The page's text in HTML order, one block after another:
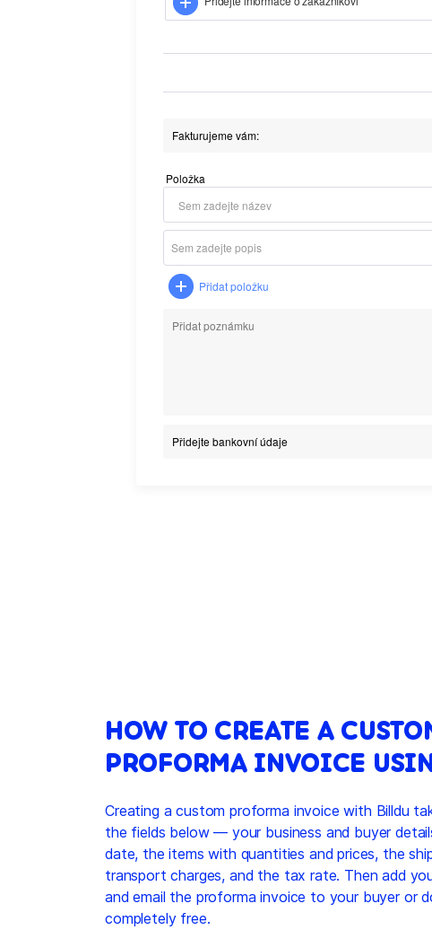
Položka
Přidat položku
Přidejte bankovní údaje
HOW TO CREATE A
PROFORMA INVOICE
Creating a custom proforma invoice with Billdu
the fields below — your business and buyer
date, the items with quantities and prices, the
transport charges, and the tax rate. Then add
and email the proforma invoice to your buyer or
completely free.